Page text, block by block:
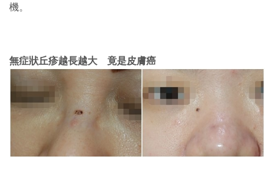
機。
無症狀丘疹越長越大 竟是皮膚癌